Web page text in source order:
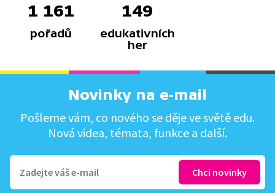
1 161
pořadů
149
edukativních
her
Novinky na e-mail
Pošleme vám, co nového se děje ve světě edu.
Nová videa, témata, funkce a další.